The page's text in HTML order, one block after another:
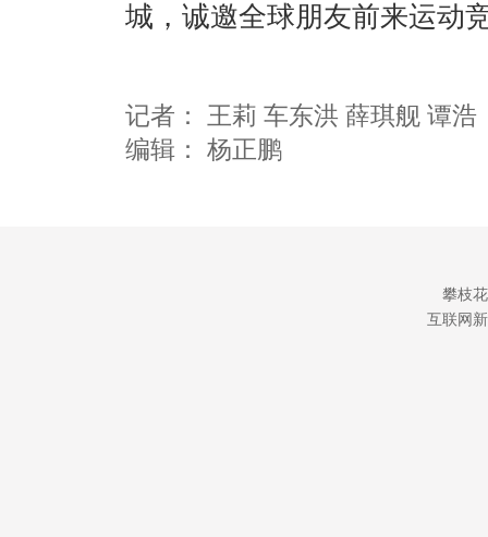
城，诚邀全球朋友前来运动
记者： 王莉 车东洪 薛琪舰 谭浩
编辑： 杨正鹏
攀枝
互联网